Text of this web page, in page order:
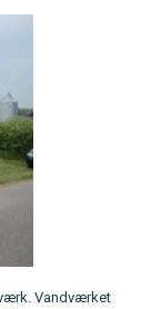
Vandværket